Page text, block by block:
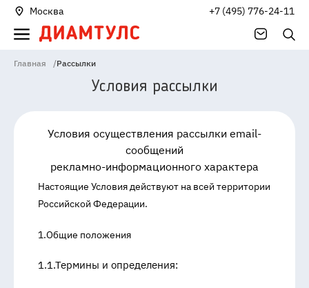
Москва +7 (495) 776-24-11
Главная /Рассылки
Условия рассылки
Условия осуществления рассылки email-
сообщений
рекламно-информационного характера
Настоящие Условия действуют на всей территории
Российской Федерации.
1.Общие положения
1.1.Термины и определения: